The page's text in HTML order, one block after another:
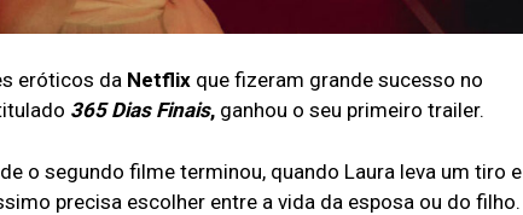
eróticos da Netflix que fizeram grande sucesso no
365 Dias Finais, ganhou o seu primeiro trailer.
o segundo filme terminou, quando Laura leva um tiro e
precisa escolher entre a vida da esposa ou do filho.